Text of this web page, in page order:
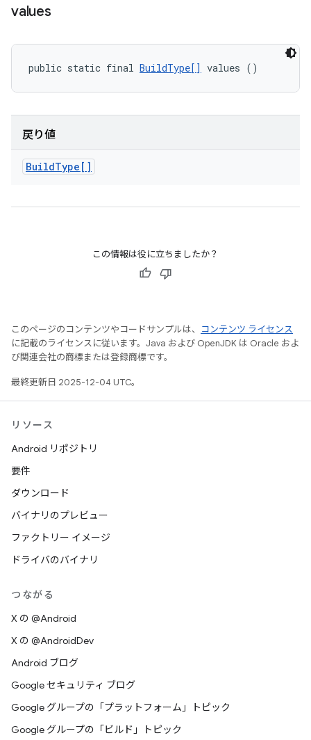
values
public static final BuildType[] values ()
戻り値
BuildType[]
この情報は役に立ちましたか？
このページのコンテンツやコードサンプルは、
コンテンツ ライセンス
に記載のライセンスに従います。Java および OpenJDK は Oracle およ
び関連会社の商標または登録商標です。
最終更新日 2025-12-04 UTC。
リソース
Android リポジトリ
要件
ダウンロード
バイナリのプレビュー
ファクトリー イメージ
ドライバのバイナリ
つながる
X の @Android
X の @AndroidDev
Android ブログ
Google セキュリティ ブログ
Google グループの「プラットフォーム」トピック
Google グループの「ビルド」トピック